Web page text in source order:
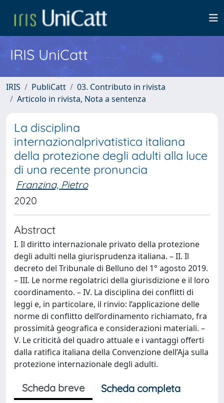
IRIS UniCatt
IRIS PubliCatt
03. Contributo in rivista
Articolo in rivista, Nota a sentenza
La disciplina
internazionalprivatistica italiana
della protezione degli adulti alla luce
di una recente pronuncia
Franzina, Pietro
2020
Abstract
I. Il diritto internazionale privato della protezione
degli adulti nella giurisprudenza italiana. – II. Il
decreto del Tribunale di Belluno del 1° agosto 2019.
– III. Le norme regolatrici della giurisdizione e il loro
coordinamento. – IV. La disciplina dei conflitti di
leggi e, in particolare, il rinvio: l’applicazione delle
norme di conflitto dell’ordinamento richiamato, fra
prossimità geografica e considerazioni materiali. –
V. Le criticità del quadro attuale e i vantaggi offerti
dalla ratifica italiana della Convenzione dell’Aja sulla
protezione internazionale degli adulti.
Scheda breve
Scheda completa